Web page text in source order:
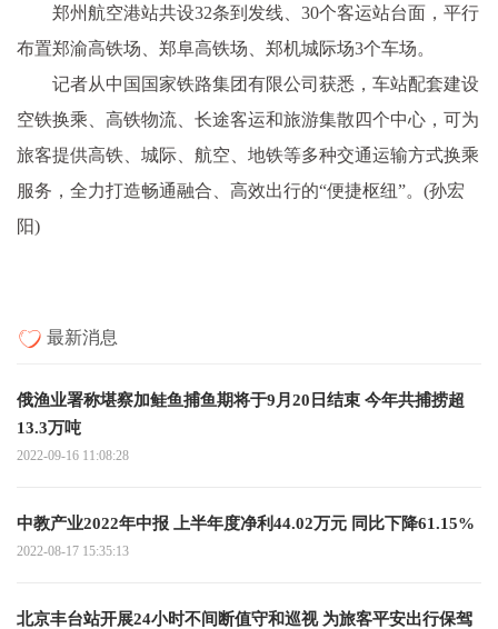
郑州航空港站共设32条到发线、30个客运站台面，平行
布置郑渝高铁场、郑阜高铁场、郑机城际场3个车场。
记者从中国国家铁路集团有限公司获悉，车站配套建设
空铁换乘、高铁物流、长途客运和旅游集散四个中心，可为
旅客提供高铁、城际、航空、地铁等多种交通运输方式换乘
服务，全力打造畅通融合、高效出行的“便捷枢纽”。(孙宏
阳)
最新消息
俄渔业署称堪察加鲑鱼捕鱼期将于9月20日结束 今年共捕捞超
13.3万吨
2022-09-16 11:08:28
中教产业2022年中报 上半年度净利44.02万元 同比下降61.15%
2022-08-17 15:35:13
北京丰台站开展24小时不间断值守和巡视 为旅客平安出行保驾